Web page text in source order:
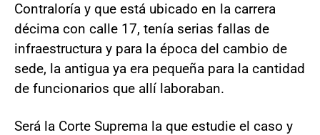
Contraloría y que está ubicado en la carrera
décima con calle 17, tenía serias fallas de
infraestructura y para la época del cambio de
sede, la antigua ya era pequeña para la cantidad
de funcionarios que allí laboraban.
Será la Corte Suprema la que estudie el caso y